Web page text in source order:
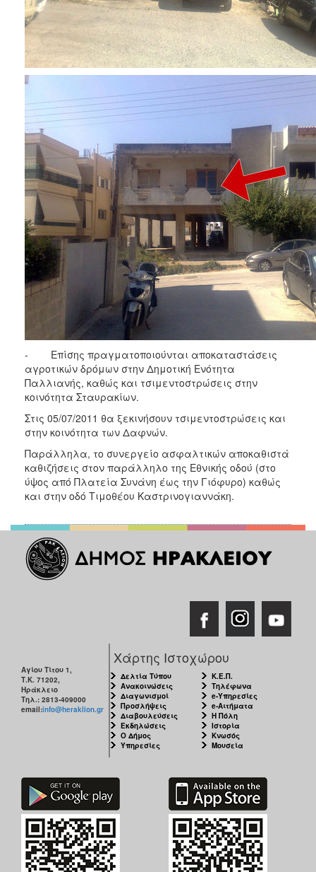
ΑΝΘΕΚΤΙΚΗ
ΠΟΛΗ
- Επίσης πραγματοποιούνται αποκαταστάσεις
αγροτικών δρόμων στην Δημοτική Ενότητα
Παλλιανής, καθώς και τσιμεντοστρώσεις στην
κοινότητα Σταυρακίων.
Στις 05/07/2011 θα ξεκινήσουν τσιμεντοστρώσεις και
στην κοινότητα των Δαφνών.
Παράλληλα, το συνεργείο ασφαλτικών αποκαθιστά
καθιζήσεις στον παράλληλο της Εθνικής οδού (στο
ύψος από Πλατεία Συνάνη έως την Γιόφυρο) καθώς
και στην οδό Τιμοθέου Καστρινογιαννάκη.
Αγίου Τίτου 1,
Τ.Κ. 71202,
Ηράκλειο
Τηλ.: 2813-409000
email:info@heraklion.gr
Χάρτης Ιστοχώρου
Δελτία Τύπου
Ανακοινώσεις
Διαγωνισμοί
Προσλήψεις
Διαβουλεύσεις
Εκδηλώσεις
Ο Δήμος
Υπηρεσίες
Κ.Ε.Π.
Τηλέφωνα
e-Υπηρεσίες
e-Αιτήματα
Η Πόλη
Ιστορία
Κνωσός
Μουσεία